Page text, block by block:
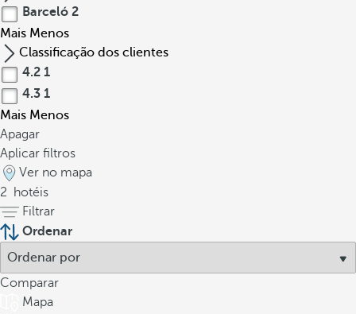
Barceló 2
Mais Menos
Classificação dos clientes
4.2 1
4.3 1
Mais Menos
Apagar
Aplicar filtros
Ver no mapa
2
hotéis
Filtrar
Ordenar
Comparar
Mapa